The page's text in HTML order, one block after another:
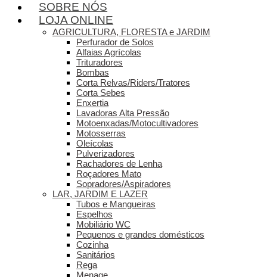
SOBRE NÓS
LOJA ONLINE
AGRICULTURA, FLORESTA e JARDIM
Perfurador de Solos
Alfaias Agrícolas
Trituradores
Bombas
Corta Relvas/Riders/Tratores
Corta Sebes
Enxertia
Lavadoras Alta Pressão
Motoenxadas/Motocultivadores
Motosserras
Oleícolas
Pulverizadores
Rachadores de Lenha
Roçadores Mato
Sopradores/Aspiradores
LAR, JARDIM E LAZER
Tubos e Mangueiras
Espelhos
Mobiliário WC
Pequenos e grandes domésticos
Cozinha
Sanitários
Rega
Menage